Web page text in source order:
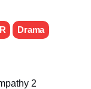
Drama
2